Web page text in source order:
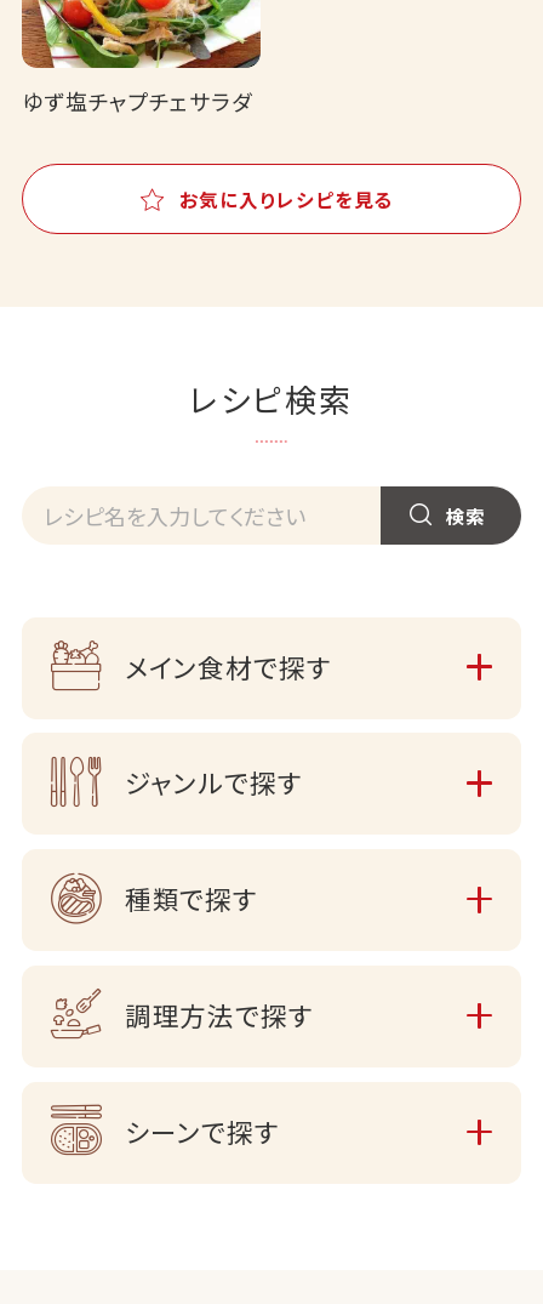
ゆず塩チャプチェサラダ
お気に入りレシピを見る
レシピ検索
メイン食材で探す
ジャンルで探す
種類で探す
調理方法で探す
シーンで探す